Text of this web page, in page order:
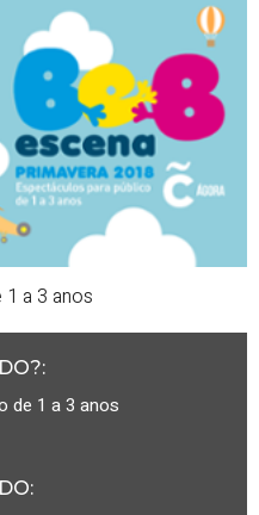
a 3 anos
:
de 1 a 3 anos
: